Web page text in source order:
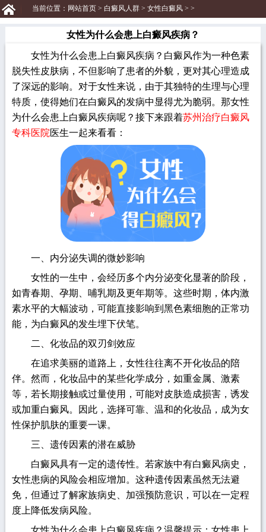
当前位置： 网站首页> 白癜风人群> 女性白癜风> >
女性为什么会患上白癜风疾病？
女性为什么会患上白癜风疾病？白癜风作为一种色素
脱失性皮肤病，不但影响了患者的外貌，更对其心理造成
了深远的影响。对于女性来说，由于其独特的生理与心理
特质，使得她们在白癜风的发病中显得尤为脆弱。那女性
为什么会患上白癜风疾病呢？接下来跟着苏州治疗白癜风
专科医院医生一起来看看：
一、内分泌失调的微妙影响
女性的一生中，会经历多个内分泌变化显著的阶段，
如青春期、孕期、哺乳期及更年期等。这些时期，体内激
素水平的大幅波动，可能直接影响到黑色素细胞的正常功
能，为白癜风的发生埋下伏笔。
二、化妆品的双刃剑效应
在追求美丽的道路上，女性往往离不开化妆品的陪
伴。然而，化妆品中的某些化学成分，如重金属、激素
等，若长期接触或过量使用，可能对皮肤造成损害，诱发
或加重白癜风。因此，选择可靠、温和的化妆品，成为女
性保护肌肤的重要一课。
三、遗传因素的潜在威胁
白癜风具有一定的遗传性。若家族中有白癜风病史，
女性患病的风险会相应增加。这种遗传因素虽然无法避
免，但通过了解家族病史、加强预防意识，可以在一定程
度上降低发病风险。